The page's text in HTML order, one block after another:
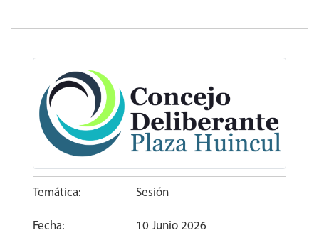
Temática: Sesión
Fecha: 10 Junio 2026